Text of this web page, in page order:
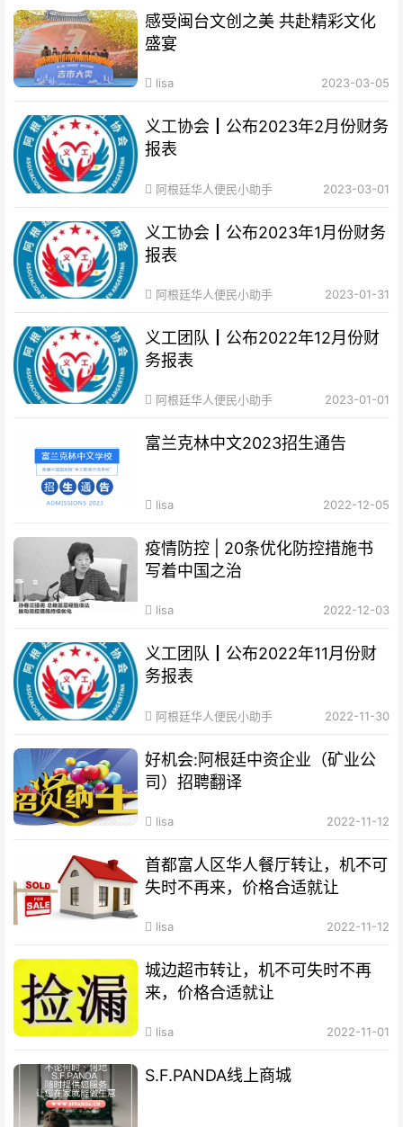
感受闽台文创之美 共赴精彩文化
盛宴
lisa 2023-03-05
义工协会┃公布2023年2月份财务
报表
阿根廷华人便民小助手 2023-03-01
义工协会┃公布2023年1月份财务
报表
阿根廷华人便民小助手 2023-01-31
义工团队┃公布2022年12月份财
务报表
阿根廷华人便民小助手 2023-01-01
富兰克林中文2023招生通告
lisa 2022-12-05
疫情防控 | 20条优化防控措施书
写着中国之治
lisa 2022-12-03
义工团队┃公布2022年11月份财
务报表
阿根廷华人便民小助手 2022-11-30
好机会:阿根廷中资企业（矿业公
司）招聘翻译
lisa 2022-11-12
首都富人区华人餐厅转让，机不可
失时不再来，价格合适就让
lisa 2022-11-12
城边超市转让，机不可失时不再
来，价格合适就让
lisa 2022-11-01
S.F.PANDA线上商城